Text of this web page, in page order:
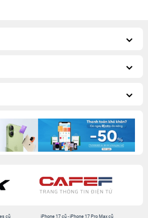
cũ
iPhone 17 cũ -iPhone 17 Pro Max cũ